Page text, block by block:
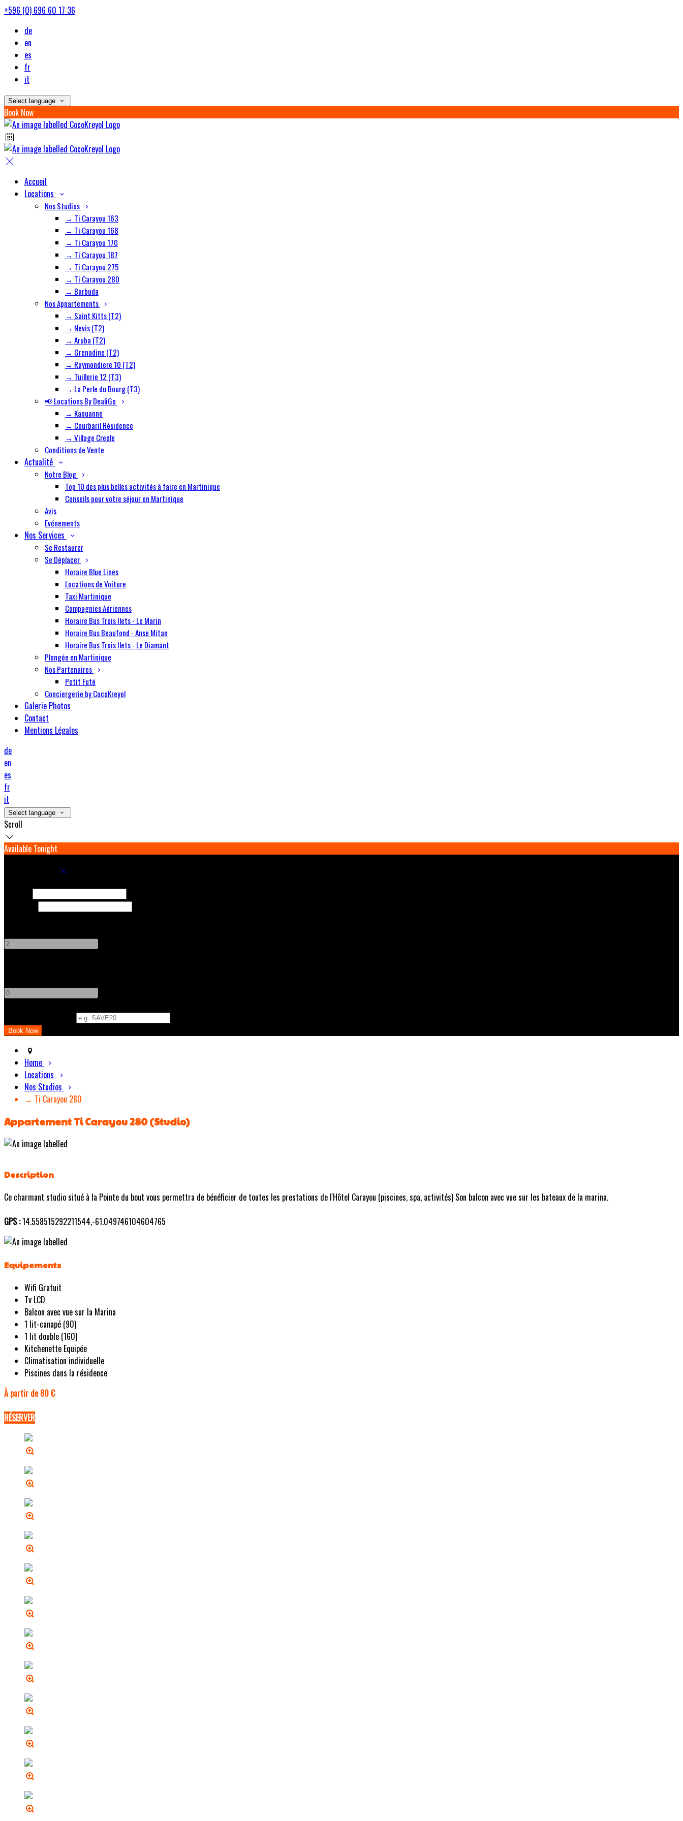
+596 (0) 696 60 17 36
de
en
es
fr
it
Select language
Book Now
Accueil
Locations
Nos Studios
→ Ti Carayou 163
→ Ti Carayou 168
→ Ti Carayou 170
→ Ti Carayou 187
→ Ti Carayou 275
→ Ti Carayou 280
→ Barbuda
Nos Appartements
→ Saint Kitts (T2)
→ Nevis (T2)
→ Aruba (T2)
→ Grenadine (T2)
→ Raymondiere 10 (T2)
→ Tuillerie 12 (T3)
→ La Perle du Bourg (T3)
📢 Locations By DealiGo
→ Kaouanne
→ Courbaril Résidence
→ Village Creole
Conditions de Vente
Actualité
Notre Blog
Top 10 des plus belles activités à faire en Martinique
Conseils pour votre séjour en Martinique
Avis
Evénements
Nos Services
Se Restaurer
Se Déplacer
Horaire Blue Lines
Locations de Voiture
Taxi Martinique
Compagnies Aériennes
Horaire Bus Trois Ilets - Le Marin
Horaire Bus Beaufond - Anse Mitan
Horaire Bus Trois Ilets - Le Diamant
Plongée en Martinique
Nos Partenaires
Petit Futé
Conciergerie by CocoKreyol
Galerie Photos
Contact
Mentions Légales
de
en
es
fr
it
Select language
Scroll
Available Tonight
Home
Locations
Nos Studios
→ Ti Carayou 280
Appartement Ti Carayou 280 (Studio)
Description
Ce charmant studio situé à la Pointe du bout vous permettra de bénéficier de toutes les prestations de l'Hôtel Carayou (piscines, spa, activités) Son balcon avec vue sur les bateaux de la marina.
GPS :14.558515292211544,-61.049746104604765
Equipements
Wifi Gratuit
Tv LCD
Balcon avec vue sur la Marina
1 lit-canapé (90)
1 lit double (160)
Kitchenette Equipée
Climatisation individuelle
Piscines dans la résidence
À partir de 80 €
RÉSERVER